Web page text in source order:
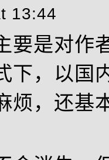
13:44
要是对作
下，以国
烦，还基